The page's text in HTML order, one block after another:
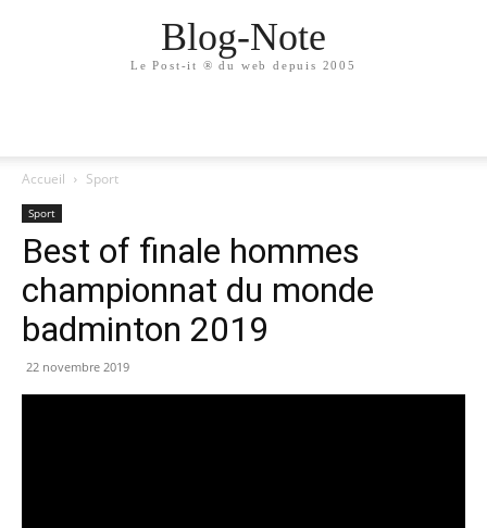
Blog-Note
Le Post-it ® du web depuis 2005
Accueil Sport
Sport
Best of finale hommes
championnat du monde
badminton 2019
22 novembre 2019